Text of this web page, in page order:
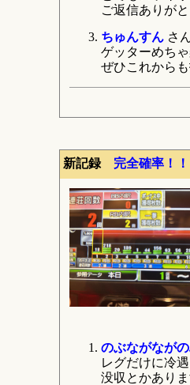
ご返信ありが
ちゅんすんさ
ゲッターめち
ぜひこれから
新記録 完全確率！！
のぶながなが
レグだけに冷
没収とかあり